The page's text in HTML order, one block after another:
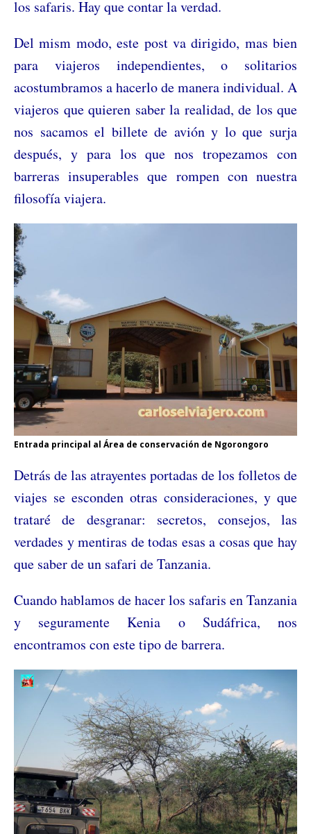
los safaris. Hay que contar la verdad.
Del mism modo, este post va dirigido, mas bien
para viajeros independientes, o solitarios
acostumbramos a hacerlo de manera individual. A
viajeros que quieren saber la realidad, de los que
nos sacamos el billete de avión y lo que surja
después, y para los que nos tropezamos con
barreras insuperables que rompen con nuestra
filosofía viajera.
Entrada principal al Área de conservación de Ngorongoro
Detrás de las atrayentes portadas de los folletos de
viajes se esconden otras consideraciones, y que
trataré de desgranar: secretos, consejos, las
verdades y mentiras de todas esas a cosas que hay
que saber de un safari de Tanzania.
Cuando hablamos de hacer los safaris en Tanzania
y seguramente Kenia o Sudáfrica, nos
encontramos con este tipo de barrera.